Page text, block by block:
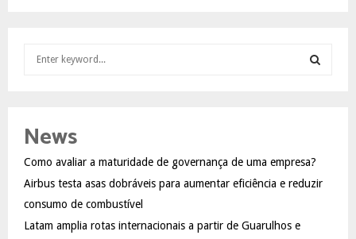
h
o
r
:
R
News
Como avaliar a maturidade de governança de uma empresa?
Airbus testa asas dobráveis para aumentar eficiência e reduzir
consumo de combustível
Latam amplia rotas internacionais a partir de Guarulhos e